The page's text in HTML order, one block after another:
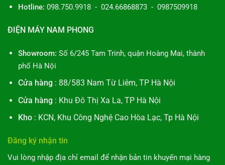
Hotline: 098.750.9918 - 024.66868873 - 0987509918
ĐIỆN MÁY NAM PHONG
Showroom: Số 6/245 Tam Trinh, quận Hoàng Mai, thành
phố Hà Nội
Cửa hàng : 88/583 Nam Từ Liêm, TP Hà Nội
Cửa hàng : Khu Đô Thị Xa La, TP Hà Nội
Kho: KCN, Khu Công Nghệ Cao Hòa Lạc, Tp Hà Nội
Đăng ký nhận tin
Vui lòng nhập địa chỉ email để nhận bản tin khuyến mại hàng